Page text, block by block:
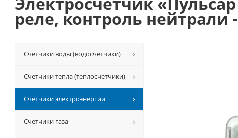
реле, контроль нейтрали -
Счетчики воды (водосчетчики)
Счетчики тепла (теплосчетчики)
Счетчики электроэнергии
Счетчики газа